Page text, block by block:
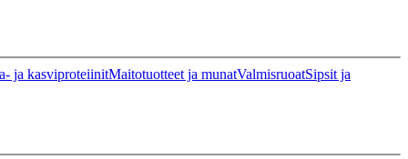
ja kasviproteiinitMaitotuotteet ja munatValmisruoatSipsit ja